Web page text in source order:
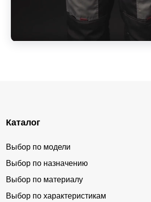
Каталог
Выбор по модели
Выбор по назначению
Выбор по материалу
Выбор по характеристикам